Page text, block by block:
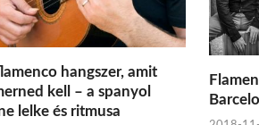
hangszer, amit
kell – a spanyol
lelke és ritmusa